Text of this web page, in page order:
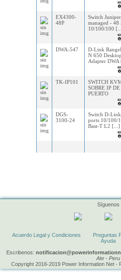
EX4300-
48P
Switch
managed - 48
10/100/100
DWA-547
D-Link
N 650 Desktop
Adapter DWA
TK-IP101
SWITCH
SOBRE IP DE
PUERTO
DGS-
3100-24
Switch D-
ports 10/100/
Bast-T L2 [...]
Síguenos
Acuerdo Legal y Condiciones Preguntas
Ayuda
Escribenos:
Ate - Peru
Copyright 2016-2019 Power Information Net -